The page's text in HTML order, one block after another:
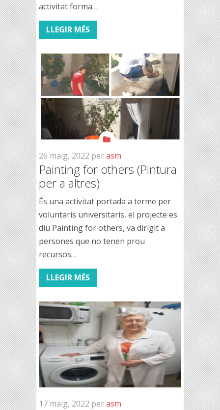
activitat forma…
LLEGIR MÉS
26 maig, 2022 perasm
Painting for others (Pintura
per a altres)
És una activitat portada a terme per
voluntaris universitaris, el projecte es
diu Painting for others, va dirigit a
persones que no tenen prou
recursos…
LLEGIR MÉS
17 maig, 2022 perasm